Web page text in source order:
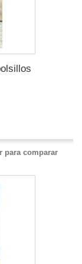
para comparar